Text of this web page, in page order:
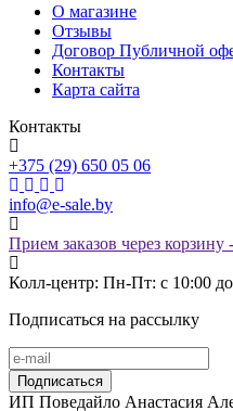
О магазине
Отзывы
Договор Публичной
Контакты
Карта сайта
Контакты
+375 (29) 650 05 06
info@e-sale.by
Прием заказов через корзину
Колл-центр: Пн-Пт: с 10:00
Подписаться на рассылку
ИП Поведайло Анастасия